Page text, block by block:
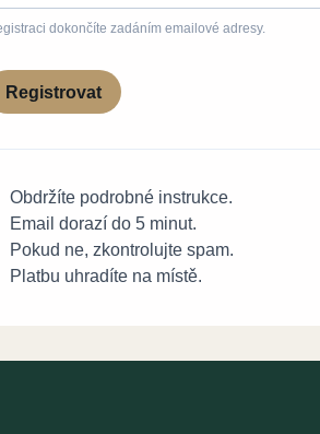
dokončíte zadáním emailové adresy.
Registrovat
Obdržíte podrobné instrukce.
Email dorazí do 5 minut.
Pokud ne, zkontrolujte spam.
Platbu uhradíte na místě.